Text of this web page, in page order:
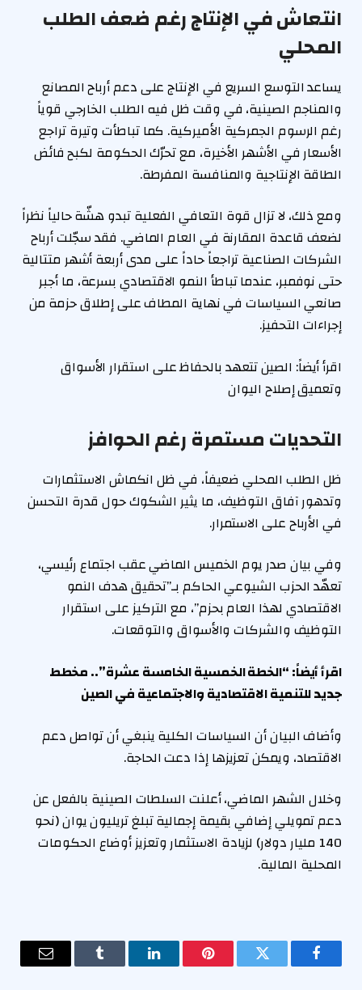
انتعاش في الإنتاج رغم ضعف الطلب
المحلي
يساعد التوسع السريع في الإنتاج على دعم أرباح المصانع
والمناجم الصينية، في وقت ظل فيه الطلب الخارجي قوياً
رغم الرسوم الجمركية الأميركية. كما تباطأت وتيرة تراجع
الأسعار في الأشهر الأخيرة، مع تحرّك الحكومة لكبح فائض
الطاقة الإنتاجية والمنافسة المفرطة.
ومع ذلك، لا تزال قوة التعافي الفعلية تبدو هشّة حالياً نظراً
لضعف قاعدة المقارنة في العام الماضي. فقد سجّلت أرباح
الشركات الصناعية تراجعاً حاداً على مدى أربعة أشهر متتالية
حتى نوفمبر، عندما تباطأ النمو الاقتصادي بسرعة، ما أجبر
صانعي السياسات في نهاية المطاف على إطلاق حزمة من
إجراءات التحفيز.
اقرأ أيضاً: الصين تتعهد بالحفاظ على استقرار الأسواق
وتعميق إصلاح اليوان
التحديات مستمرة رغم الحوافز
ظل الطلب المحلي ضعيفاً، في ظل انكماش الاستثمارات
وتدهور آفاق التوظيف، ما يثير الشكوك حول قدرة التحسن
في الأرباح على الاستمرار.
وفي بيان صدر يوم الخميس الماضي عقب اجتماع رئيسي،
تعهّد الحزب الشيوعي الحاكم بـ”تحقيق هدف النمو
الاقتصادي لهذا العام بحزم”، مع التركيز على استقرار
التوظيف والشركات والأسواق والتوقعات.
اقرأ أيضاً: “الخطة الخمسية الخامسة عشرة”.. مخطط
جديد للتنمية الاقتصادية والاجتماعية في الصين
وأضاف البيان أن السياسات الكلية ينبغي أن تواصل دعم
الاقتصاد، ويمكن تعزيزها إذا دعت الحاجة.
وخلال الشهر الماضي، أعلنت السلطات الصينية بالفعل عن
دعم تمويلي إضافي بقيمة إجمالية تبلغ تريليون يوان (نحو
140 مليار دولار) لزيادة الاستثمار وتعزيز أوضاع الحكومات
المحلية المالية.
فيسبوك تويتر بينتيريستلينكدإن Tumblr
البريد